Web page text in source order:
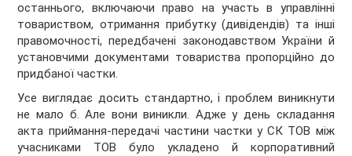
останнього, включаючи право на участь в управлінні
товариством, отримання прибутку (дивідендів) та інші
правомочності, передбачені законодавством України й
установчими документами товариства пропорційно до
придбаної частки.
Усе виглядає досить стандартно, і проблем виникнути
не мало б. Але вони виникли. Адже у день складання
акта приймання-передачі частини частки у СК ТОВ між
учасниками ТОВ було укладено й корпоративний